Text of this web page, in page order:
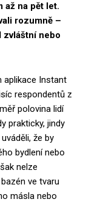
až na pět let.
rozumně –
zvláštní nebo
aplikace Instant
respondentů z
polovina lidí
prakticky, jindy
že by
bydlení nebo
nelze
ve tvaru
másla nebo